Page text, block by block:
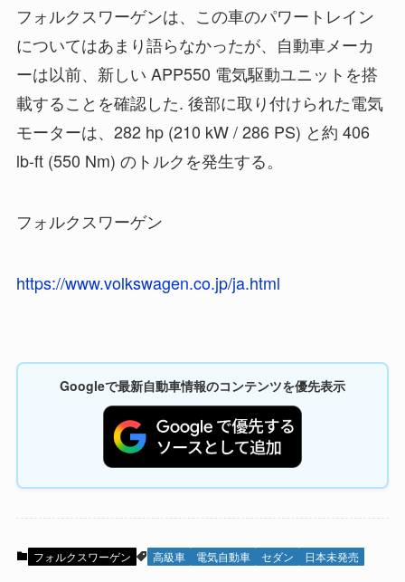
フォルクスワーゲンは、この車のパワートレイン
についてはあまり語らなかったが、自動車メーカ
ーは以前、新しい APP550 電気駆動ユニットを搭
載することを確認した. 後部に取り付けられた電気
モーターは、282 hp (210 kW / 286 PS) と約 406
lb-ft (550 Nm) のトルクを発生する。
フォルクスワーゲン
https://www.volkswagen.co.jp/ja.html
Googleで最新自動車情報のコンテンツを優先表示
フォルクスワーゲン 高級車 電気自動車 セダン 日本未発売